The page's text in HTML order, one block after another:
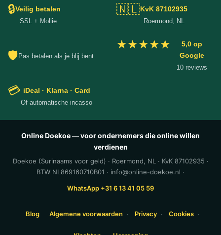
🔒Veilig betalen
SSL + Mollie
🇳🇱KvK 87102935
Roermond, NL
🛡 Pas betalen als je blij bent
★★★★★
5,0 op
Google
10 reviews
💳 iDeal · Klarna · Card
Of automatische incasso
Online Doekoe — voor ondernemers die online willen
verdienen
Doekoe (Surinaams voor geld) · Roermond, NL · KvK 87102935 ·
BTW NL869160710B01 · info@online-doekoe.nl ·
WhatsApp +31 6 13 41 05 59
Blog Algemene voorwaarden · Privacy · Cookies ·